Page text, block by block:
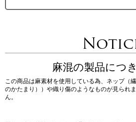
麻混の製品につ
この商品は麻素材を使用している為、ネップ（
のかたまり））や織り傷のようなものが見られ
ん。